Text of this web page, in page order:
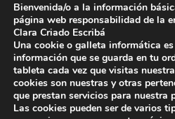
Servicios para escritores
¡Letropía te ayuda con tu libro!
Bienvenida/o a la información
página web responsabilidad de la
Clara Criado Escribá
Una cookie o galleta informática
información que se guarda en tu
tableta cada vez que visitas
cookies son nuestras y otras
que prestan servicios para nuestra
Las cookies pueden ser de varios